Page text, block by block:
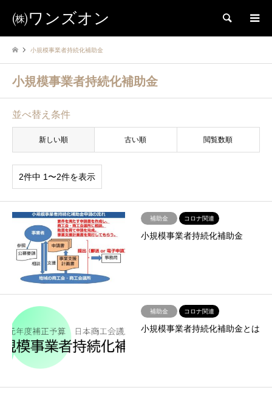
㈱ワンズオン 検索
小規模事業者持続化補助金
小規模事業者持続化補助金
並べ替え条件
新しい順 古い順 閲覧数順
2件中 1〜2件を表示
補助金 コロナ関連
小規模事業者持続化補助金
補助金 コロナ関連
小規模事業者持続化補助金とは